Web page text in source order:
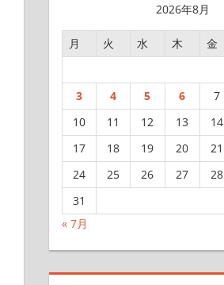
2026年8月
月 火 水 木 金
3
4 5 6 7
10
11 12 13 14
17
18 19 20 21
24
25 26 27 28
31
« 7月